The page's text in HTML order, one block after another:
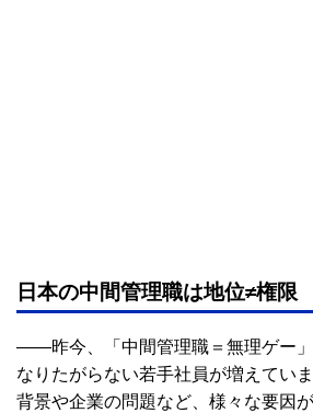
日本の中間管理職は地位≠権限
――昨今、「中間管理職＝無理ゲー
なりたがらない若手社員が増えてい
背景や企業の問題など、様々な要因